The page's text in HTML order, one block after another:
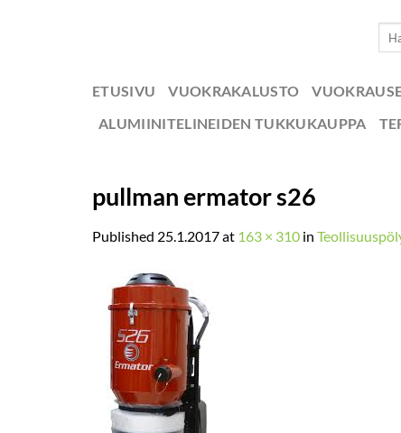
ETUSIVU VUOKRAKALUSTO
ALUMIINITELINEIDEN TUKKUKAUPPA
pullman ermator s26
Published 25.1.2017at 163 × 310 in